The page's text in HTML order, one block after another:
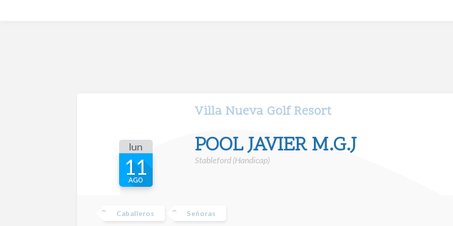
Villa Nueva Golf Resort
lun
11
AGO
POOL JAVIER M.G.J
Stableford (Handicap)
Caballeros Señoras